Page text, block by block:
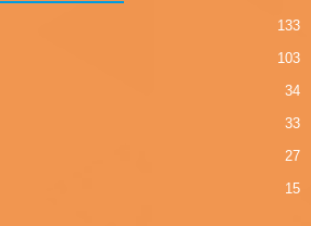
133
103
34
33
27
15